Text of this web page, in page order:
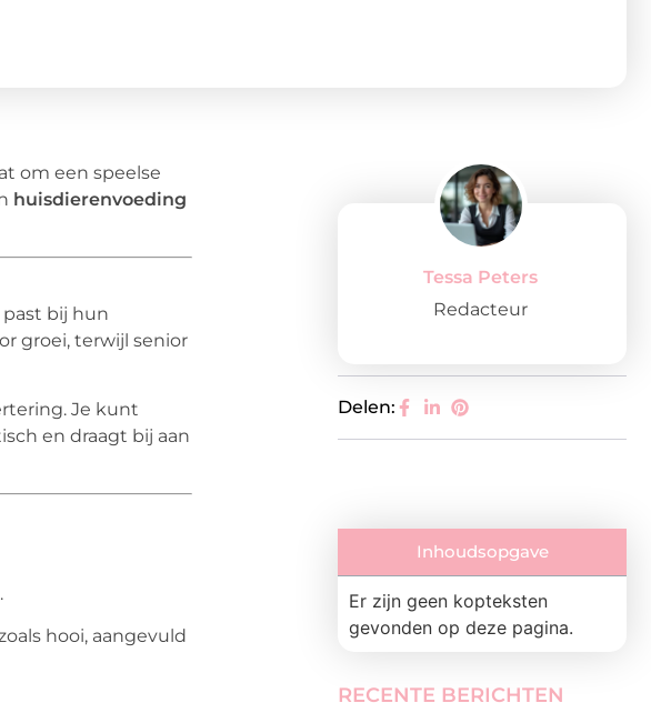
om een speelse
huisdierenvoeding
bij hun
groei, terwijl senior
Je kunt
en draagt bij aan
hooi, aangevuld
Tessa Peters
Redacteur
Delen:
Inhoudsopgave
Er zijn geen kopteksten
gevonden op deze pagina.
RECENTE BERICHTEN